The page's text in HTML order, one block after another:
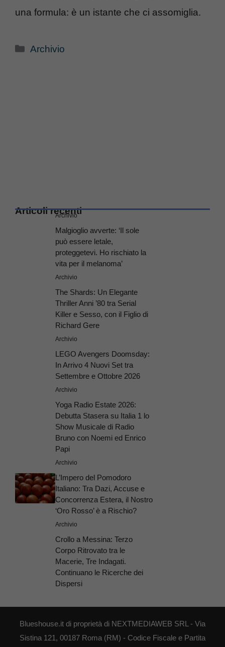
una formula: è un istante che ci assomiglia.
Categorie
Archivio
Articoli recenti
Archivio
Malgioglio avverte: ‘Il sole
può essere letale,
proteggetevi. Ho rischiato la
vita per il melanoma’
Archivio
The Shards: Un Elegante
Thriller Anni ’80 tra Serial
Killer e Sesso, con il Figlio di
Richard Gere
Archivio
LEGO Avengers Doomsday:
In Arrivo 4 Nuovi Set tra
Settembre e Ottobre 2026
Archivio
Yoga Radio Estate 2026:
Debutta Stasera su Italia 1 lo
Show Musicale di Radio
Bruno con Noemi ed Enrico
Papi
Archivio
L’Impero del Pomodoro
Italiano: Tra Dazi, Accuse e
Concorrenza Estera, il Nostro
‘Oro Rosso’ è a Rischio?
Archivio
Crollo a Messina: Terzo
Corpo Ritrovato tra le
Macerie, Tre Indagati.
Continuano le Ricerche dei
Dispersi
Blueshouse.it di proprietà di NEXTMEDIAWEB SRL - Via
Sistina 121, 00187 Roma (RM) - Codice Fiscale e Partita